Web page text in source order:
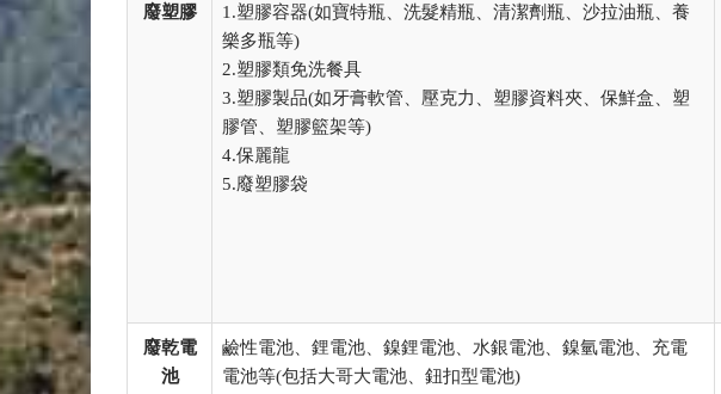
廢塑膠
1.塑膠容器(如寶特瓶、洗髮精瓶、清潔劑瓶、沙拉油瓶、養
樂多瓶等)
2.塑膠類免洗餐具
3.塑膠製品(如牙膏軟管、壓克力、塑膠資料夾、保鮮盒、塑
膠管、塑膠籃架等)
4.保麗龍
5.廢塑膠袋
廢乾電
池
鹼性電池、鋰電池、鎳鋰電池、水銀電池、鎳氫電池、充電
電池等(包括大哥大電池、鈕扣型電池)